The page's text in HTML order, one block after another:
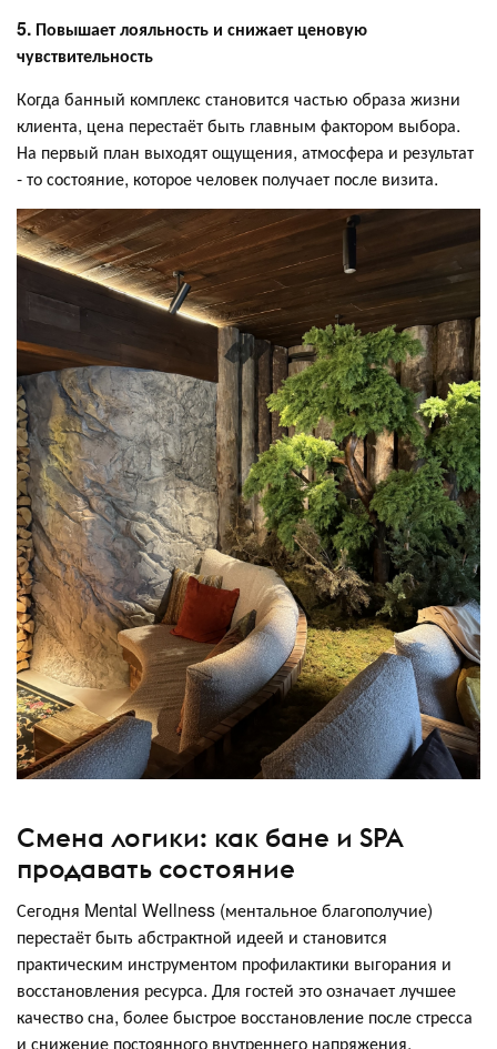
5. Повышает лояльность и снижает ценовую
чувствительность
Когда банный комплекс становится частью образа жизни
клиента, цена перестаёт быть главным фактором выбора.
На первый план выходят ощущения, атмосфера и результат
- то состояние, которое человек получает после визита.
Смена логики: как бане и SPA
продавать состояние
Сегодня Mental Wellness (ментальное благополучие)
перестаёт быть абстрактной идеей и становится
практическим инструментом профилактики выгорания и
восстановления ресурса. Для гостей это означает лучшее
качество сна, более быстрое восстановление после стресса
и снижение постоянного внутреннего напряжения.